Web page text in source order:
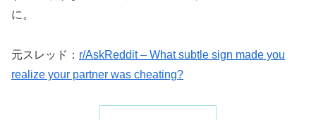
に。
元スレッド： r/AskReddit – What subtle sign made you
realize your partner was cheating?